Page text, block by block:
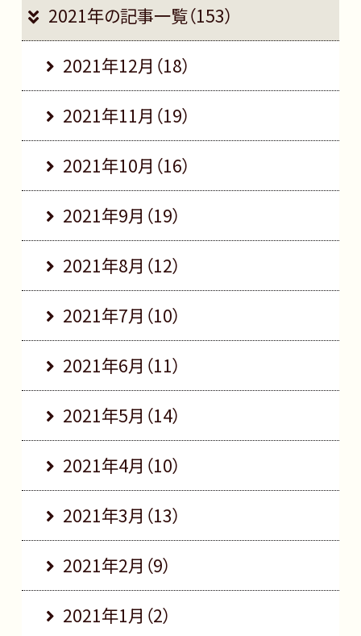
2021年の記事一覧（153）
2021年12月（18）
2021年11月（19）
2021年10月（16）
2021年9月（19）
2021年8月（12）
2021年7月（10）
2021年6月（11）
2021年5月（14）
2021年4月（10）
2021年3月（13）
2021年2月（9）
2021年1月（2）